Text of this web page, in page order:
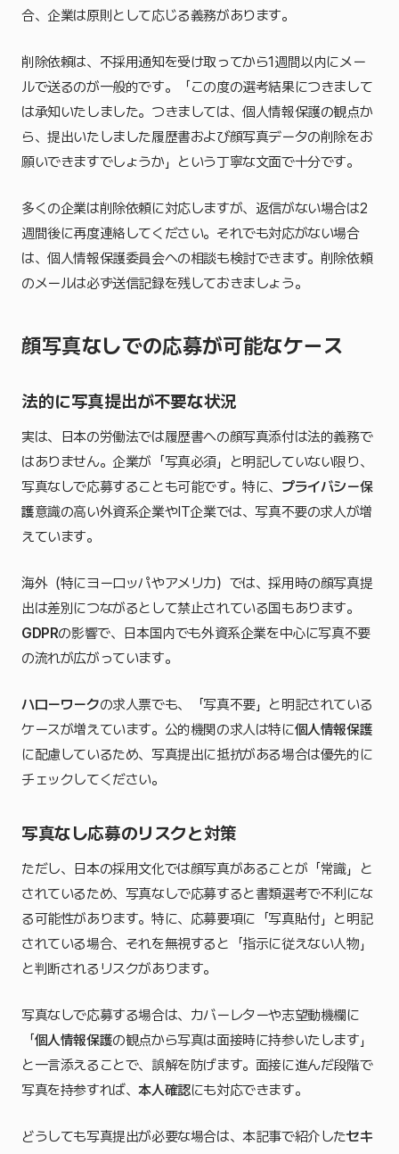
合、企業は原則として応じる義務があります。
削除依頼は、不採用通知を受け取ってから1週間以内にメー
ルで送るのが一般的です。「この度の選考結果につきまして
は承知いたしました。つきましては、個人情報保護の観点か
ら、提出いたしました履歴書および顔写真データの削除をお
願いできますでしょうか」という丁寧な文面で十分です。
多くの企業は削除依頼に対応しますが、返信がない場合は2
週間後に再度連絡してください。それでも対応がない場合
は、個人情報保護委員会への相談も検討できます。削除依頼
のメールは必ず送信記録を残しておきましょう。
顔写真なしでの応募が可能なケース
法的に写真提出が不要な状況
実は、日本の労働法では履歴書への顔写真添付は法的義務で
はありません。企業が「写真必須」と明記していない限り、
写真なしで応募することも可能です。特に、 プライバシー保
護意識の高い外資系企業やIT企業では、写真不要の求人が増
えています。
海外（特にヨーロッパやアメリカ）では、採用時の顔写真提
出は差別につながるとして禁止されている国もあります。
GDPRの影響で、日本国内でも外資系企業を中心に写真不要
の流れが広がっています。
ハローワークの求人票でも、「写真不要」と明記されている
ケースが増えています。公的機関の求人は特に個人情報保護
に配慮しているため、写真提出に抵抗がある場合は優先的に
チェックしてください。
写真なし応募のリスクと対策
ただし、日本の採用文化では顔写真があることが「常識」と
されているため、写真なしで応募すると書類選考で不利にな
る可能性があります。特に、応募要項に「写真貼付」と明記
されている場合、それを無視すると「指示に従えない人物」
と判断されるリスクがあります。
写真なしで応募する場合は、カバーレターや志望動機欄に
「個人情報保護の観点から写真は面接時に持参いたします」
と一言添えることで、誤解を防げます。面接に進んだ段階で
写真を持参すれば、本人確認にも対応できます。
どうしても写真提出が必要な場合は、本記事で紹介したセキ